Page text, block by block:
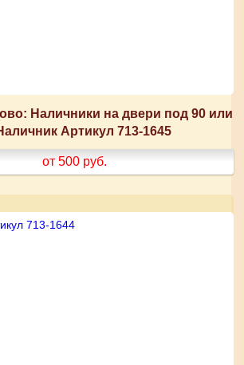
Наличники на двери под 90 или
Артикул 713-1645
от 500 руб.